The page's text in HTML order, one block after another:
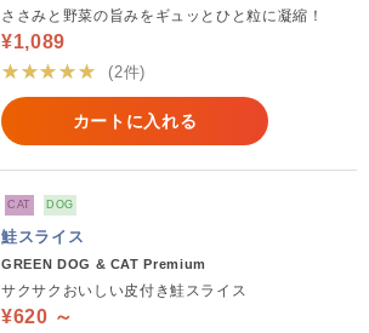
ささみと野菜の旨みをギュッとひと粒に凝縮！
¥1,089
★★★★★
(2件)
カートに入れる
CAT DOG
鮭スライス
GREEN DOG & CAT Premium
サクサクおいしい皮付き鮭スライス
¥620 ～